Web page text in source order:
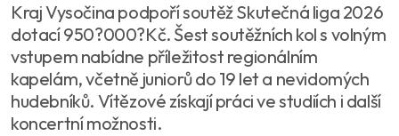
Kraj Vysočina podpoří soutěž Skutečná liga 2026
dotací 950?000?Kč. Šest soutěžních kol s volným
vstupem nabídne příležitost regionálním
kapelám, včetně juniorů do 19 let a nevidomých
hudebníků. Vítězové získají práci ve studiích i další
koncertní možnosti.